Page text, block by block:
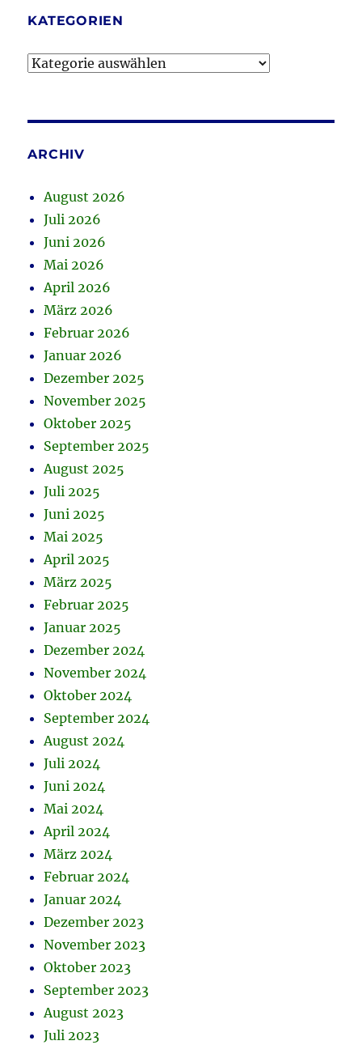
KATEGORIEN
Kategorien
ARCHIV
August 2026
Juli 2026
Juni 2026
Mai 2026
April 2026
März 2026
Februar 2026
Januar 2026
Dezember 2025
November 2025
Oktober 2025
September 2025
August 2025
Juli 2025
Juni 2025
Mai 2025
April 2025
März 2025
Februar 2025
Januar 2025
Dezember 2024
November 2024
Oktober 2024
September 2024
August 2024
Juli 2024
Juni 2024
Mai 2024
April 2024
März 2024
Februar 2024
Januar 2024
Dezember 2023
November 2023
Oktober 2023
September 2023
August 2023
Juli 2023